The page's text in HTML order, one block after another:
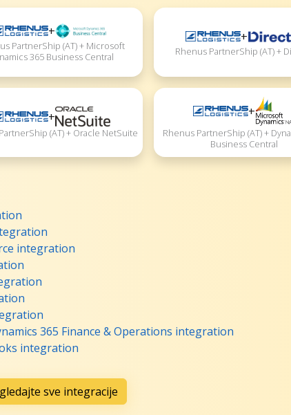
+
PartnerShip (AT) + Microsoft
365 Business Central
+
Rhenus PartnerShip (AT) +
+
(AT) + Oracle NetSuite
+
Rhenus PartnerShip (AT) +
Business Central
integration
365 Finance & Operations integration
integration
sve integracije